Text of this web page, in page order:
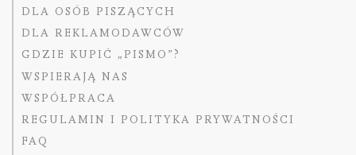
DLA OSÓB PISZĄCYCH
DLA REKLAMODAWCÓW
GDZIE KUPIĆ „PISMO”?
WSPIERAJĄ NAS
WSPÓŁPRACA
REGULAMIN I POLITYKA PRYWATNOŚCI
FAQ